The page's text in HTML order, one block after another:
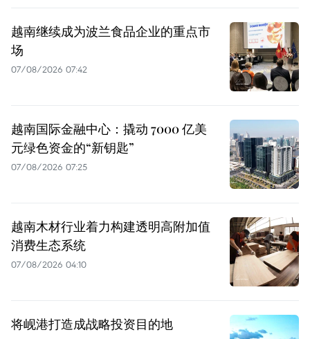
越南继续成为波兰食品企业的重点市
场
07/08/2026 07:42
越南国际金融中心：撬动 7000 亿美
元绿色资金的“新钥匙”
07/08/2026 07:25
越南木材行业着力构建透明高附加值
消费生态系统
07/08/2026 04:10
将岘港打造成战略投资目的地